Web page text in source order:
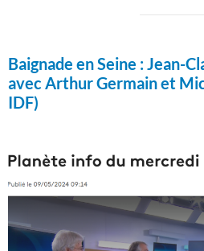
Baignade en Seine :Jean-
avec Arthur Germain et
IDF)